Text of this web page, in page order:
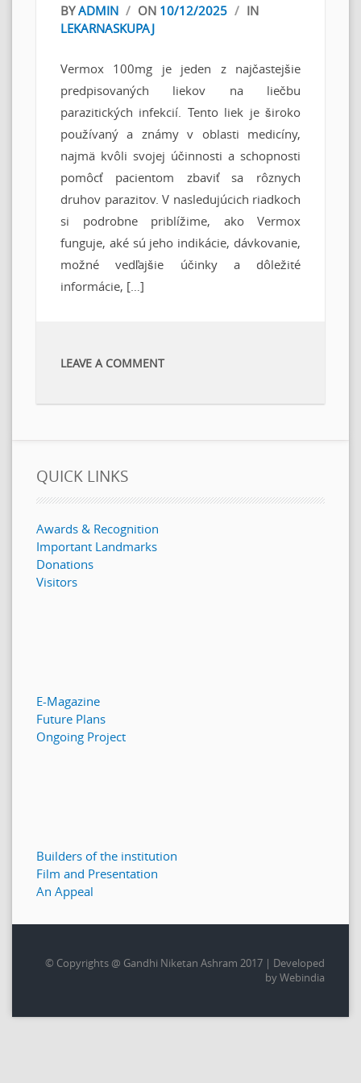
BYADMIN / ON 10/12/2025 / IN
LEKARNASKUPAJ
Vermox 100mg je jeden z najčastejšie
predpisovaných liekov na liečbu
parazitických infekcií. Tento liek je široko
používaný a známy v oblasti medicíny,
najmä kvôli svojej účinnosti a schopnosti
pomôcť pacientom zbaviť sa rôznych
druhov parazitov. V nasledujúcich riadkoch
si podrobne priblížime, ako Vermox
funguje, aké sú jeho indikácie, dávkovanie,
možné vedľajšie účinky a dôležité
informácie, […]
LEAVE A COMMENT
QUICK LINKS
Awards & Recognition
Important Landmarks
Donations
Visitors
E-Magazine
Future Plans
Ongoing Project
Builders of the institution
Film and Presentation
An Appeal
© Copyrights @ Gandhi Niketan Ashram 2017 | Developed
by Webindia